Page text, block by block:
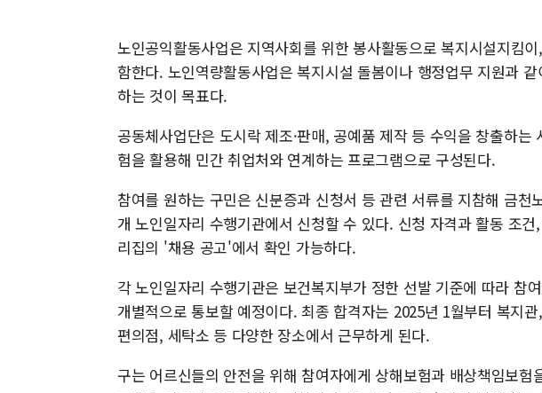
노인공익활동사업은 지역사회를 위한 봉사활동으로 복지시설지킴
함한다. 노인역량활동사업은 복지시설 돌봄이나 행정업무 지원과
하는 것이 목표다.
공동체사업단은 도시락 제조·판매, 공예품 제작 등 수익을 창출하는
험을 활용해 민간 취업처와 연계하는 프로그램으로 구성된다.
참여를 원하는 구민은 신분증과 신청서 등 관련 서류를 지참해 금천
개 노인일자리 수행기관에서 신청할 수 있다. 신청 자격과 활동 조
리집의 '채용 공고'에서 확인 가능하다.
각 노인일자리 수행기관은 보건복지부가 정한 선발 기준에 따라 참
개별적으로 통보할 예정이다. 최종 합격자는 2025년 1월부터 복지
편의점, 세탁소 등 다양한 장소에서 근무하게 된다.
구는 어르신들의 안전을 위해 참여자에게 상해보험과 배상책임보험